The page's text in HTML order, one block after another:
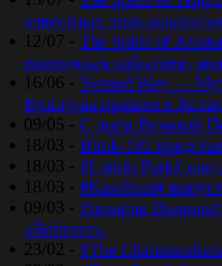
известных этно-
12/07 - The Spirit of
ежегодным событием,
16/06 - Nomad Way —
Культуры прошел в
09/05 - С днем Великой
18/03 - Blink-182
18/03 - #Linkin Park#
18/03 - #Kasabian#
09/03 - #Imagine
«Believer».
23/02 - #The